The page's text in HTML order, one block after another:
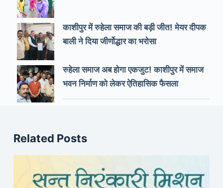
काशीपुर में रुहेला समाज की बड़ी जीत! मेयर दीपक
बाली ने दिया जीर्णोद्धार का भरोसा
रुहेला समाज अब होगा एकजुट! काशीपुर में समाज
भवन निर्माण को लेकर ऐतिहासिक फैसला
Related Posts